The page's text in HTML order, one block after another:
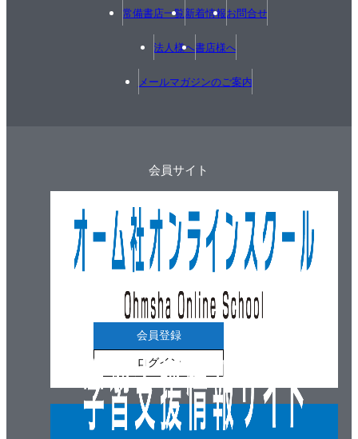
どのステージも相対的なものである
どのステージも人によって異なる
あるステージは他のステージと貸し借りしている
行動のたびにファネルは繰り返されている
第3章 行動を変える戦略
決断か反応か：行動を変えるための3つの戦略
戦略1：チート戦略
一回きりのチート戦略
デフォルトにする
繰り返しのチート戦略
繰り返す行動を自動化する
でもチート戦略って、ズルいでしょ？
アクションファネルでのチート
戦略2：習慣をつくる、変える
習慣は行動を簡単にする
常備書店一覧新着情報お問合せ
法人様へ書店様へ
メールマガジンのご案内
会員サイト
会員登録
ログイン